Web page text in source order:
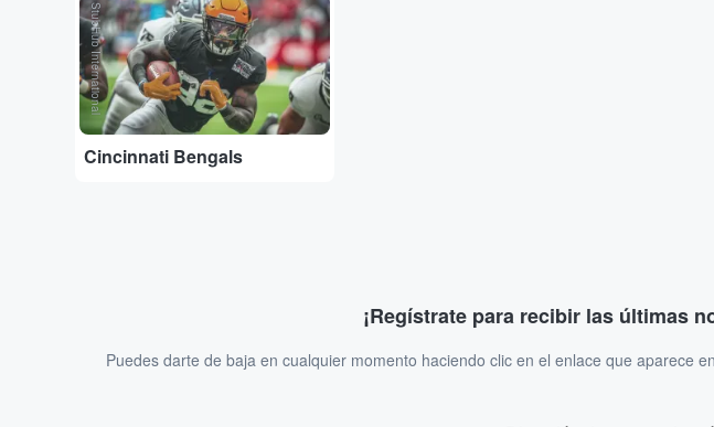
StubHub International
Cincinnati Bengals
¡Regístrate para recibir las últimas
Puedes darte de baja en cualquier momento haciendo clic en el enlace que aparece